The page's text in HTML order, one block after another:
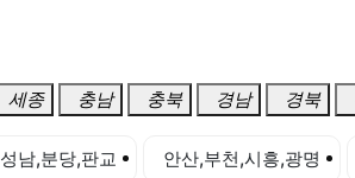
세종 충남 충북 경남 경북
성남,분당,판교 안산,부천,시흥,광명